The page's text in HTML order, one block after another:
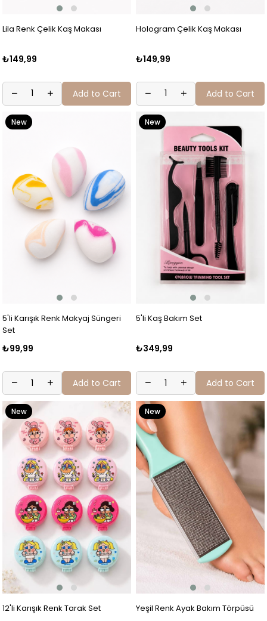
Lila Renk Çelik Kaş Makası
₺149,99
Add to Cart
Hologram Çelik Kaş Makası
₺149,99
Add to Cart
5'li Karışık Renk Makyaj Süngeri
Set
₺99,99
New
Add to Cart
5'li Kaş Bakım Set
₺349,99
New
Add to Cart
12'li Karışık Renk Tarak Set
New
Item
Yeşil Renk Ayak Bakım Törpüsü
New
Item